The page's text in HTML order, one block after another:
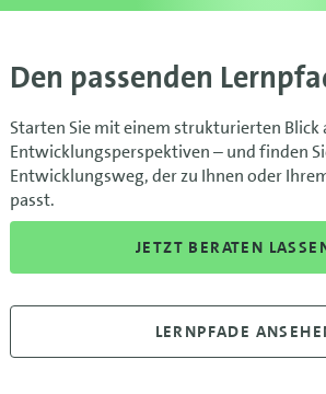
Den passenden
Starten Sie mit einem strukturierten Blick
Entwicklungsperspektiven – und finden
Entwicklungsweg, der zu Ihnen oder
passt.
JETZT BERATEN
LERNPFADE